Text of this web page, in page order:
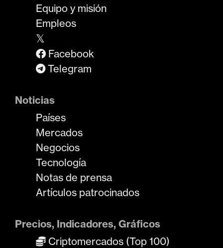
Equipo y misión
Empleos
𝕏
Facebook
Telegram
Noticias
Países
Mercados
Negocios
Tecnología
Notas de prensa
Artículos patrocinados
Precios, Indicadores, Gráficos
Criptomercados (Top 100)